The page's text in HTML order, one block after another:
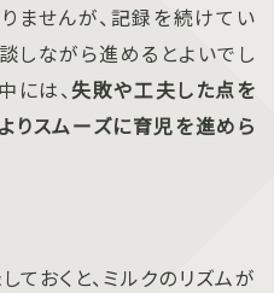
ませんが、記録を続けてい
しながら進めるとよいでし
には、失敗や工夫した点を
りスムーズに育児を進めら
おくと、ミルクのリズムが